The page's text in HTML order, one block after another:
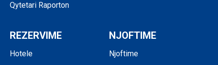
Qytetari Raporton
REZERVIME
Hotele
NJOFTIME
Njoftime